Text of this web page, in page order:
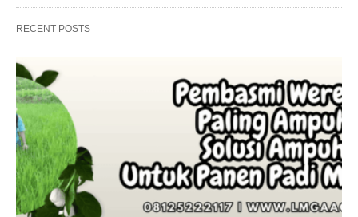
RECENT POSTS